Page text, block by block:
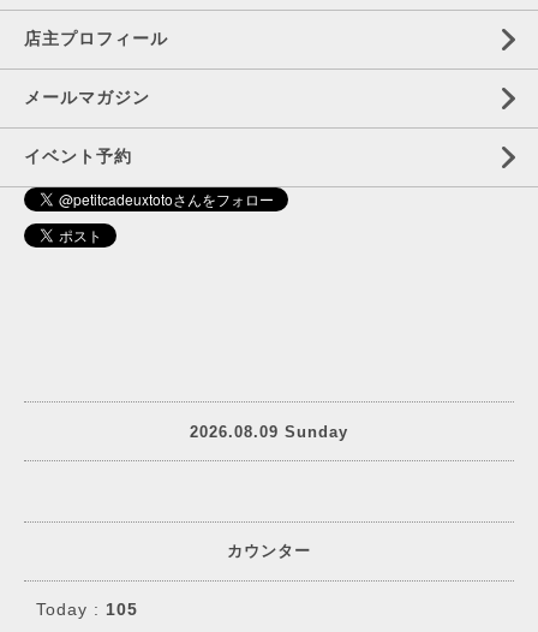
店主プロフィール
メールマガジン
イベント予約
2026.08.09 Sunday
カウンター
Today : 105